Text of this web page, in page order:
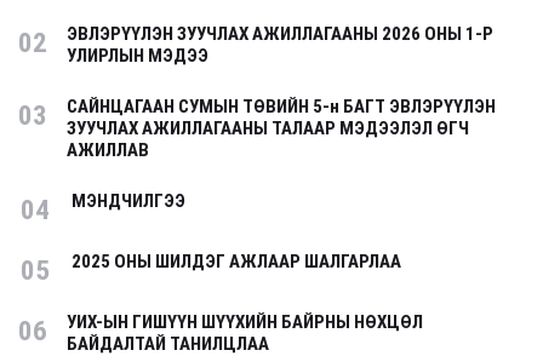
02
ЭВЛЭРҮҮЛЭН ЗУУЧЛАХ АЖИЛЛАГААНЫ 2026 ОНЫ 1-Р
УЛИРЛЫН МЭДЭЭ
03
САЙНЦАГААН СУМЫН ТӨВИЙН 5-н БАГТ ЭВЛЭРҮҮЛЭН
ЗУУЧЛАХ АЖИЛЛАГААНЫ ТАЛААР МЭДЭЭЛЭЛ ӨГЧ
АЖИЛЛАВ
04 МЭНДЧИЛГЭЭ
05 2025 ОНЫ ШИЛДЭГ АЖЛААР ШАЛГАРЛАА
06
УИХ-ЫН ГИШҮҮН ШҮҮХИЙН БАЙРНЫ НӨХЦӨЛ
БАЙДАЛТАЙ ТАНИЛЦЛАА